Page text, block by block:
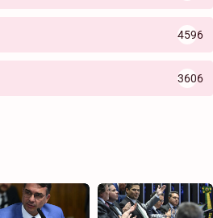
4596
3606